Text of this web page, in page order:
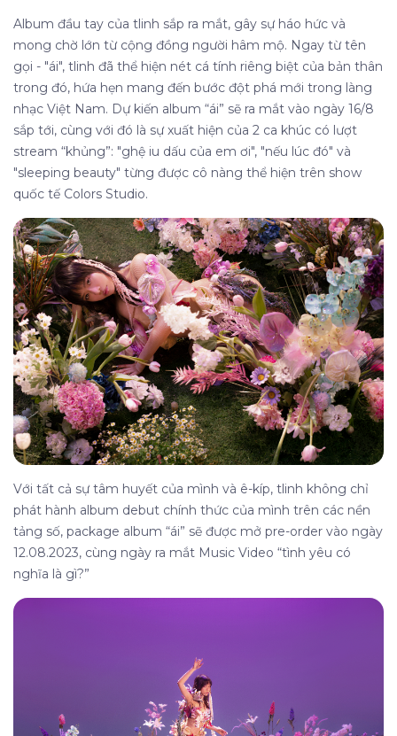
Album đầu tay của tlinh sắp ra mắt, gây sự háo hức và
mong chờ lớn từ cộng đồng người hâm mộ. Ngay từ tên
gọi - "ái", tlinh đã thể hiện nét cá tính riêng biệt của bản thân
trong đó, hứa hẹn mang đến bước đột phá mới trong làng
nhạc Việt Nam. Dự kiến album “ái” sẽ ra mắt vào ngày 16/8
sắp tới, cùng với đó là sự xuất hiện của 2 ca khúc có lượt
stream “khủng”: "ghệ iu dấu của em ơi", "nếu lúc đó" và
"sleeping beauty" từng được cô nàng thể hiện trên show
quốc tế Colors Studio.
Với tất cả sự tâm huyết của mình và ê-kíp, tlinh không chỉ
phát hành album debut chính thức của mình trên các nền
tảng số, package album “ái” sẽ được mở pre-order vào ngày
12.08.2023, cùng ngày ra mắt Music Video “tình yêu có
nghĩa là gì?”